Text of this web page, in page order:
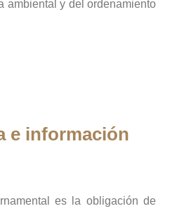
ambiental y del ordenamiento
e información
es la obligación de